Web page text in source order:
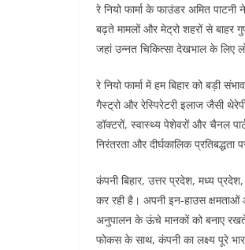
रे नियो फार्मा के फाउंडर अमित
बढ़ते मामलों और मेट्रो शहरों से बाहर
जहां उन्नत चिकित्सा देखभाल के लिए
रे नियो फार्मा में हम बिहार को बड़ी
गैस्ट्रो और रेस्पिरेटरी इलाज जैसी
डॉक्टरों, स्वास्थ्य पेशेवरों और चैनल
निरंतरता और दीर्घकालिक प्रतिबद्धता
कंपनी बिहार, उत्तर प्रदेश, मध्य
कर रही है। अपनी इन-हाउस क्षमताओं
अनुपालन के ऊंचे मानकों को बनाए
फोकस के साथ, कंपनी का लक्ष्य पूरे